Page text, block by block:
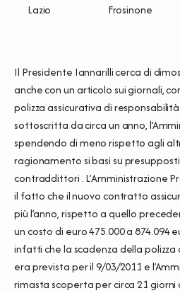
Lazio
Frosinone
Il Presidente Iannarilli cerca di
anche con un articolo sui giornali,
polizza assicurativa di
sottoscritta da circa un anno,
spendendo di meno rispetto agli
ragionamento si basi su
contraddittori . L’Amministrazione
il fatto che il nuovo contratto
più l’anno, rispetto a quello
un costo di euro 475.000 a 874.094
infatti che la scadenza della
era prevista per il 9/03/2011 e
rimasta scoperta per circa 21 giorni